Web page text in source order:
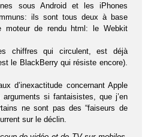
sous Android et les iPhones
ils sont tous deux à base
moteur de rendu html: le Webkit
chiffres qui circulent, est déjà
le BlackBerry qui résiste encore).
d’inexactitude concernant Apple
si fantaisistes, que j’en
ne sont pas des “faiseurs de
sur le déclin.